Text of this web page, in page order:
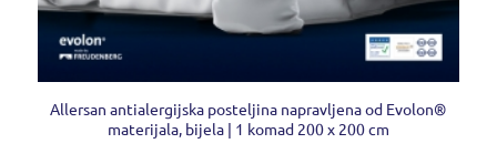
Allersan antialergijska posteljina napravljena od Evolon®
materijala, bijela | 1 komad 200 x 200 cm